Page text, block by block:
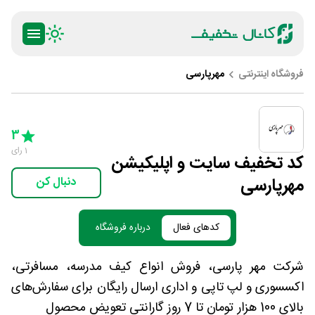
فروشگاه اینترنتی مهرپارسی
کد تخفیف سایت و اپلیکیشن
مهرپارسی
5 Stars
3
1 رای
دنبال کن
کدهای فعال درباره فروشگاه
شرکت مهر پارسی، فروش انواع کیف مدرسه، مسافرتی،
اکسسوری و لپ تاپی و اداری ارسال رایگان برای سفارش‌های
بالای 100 هزار تومان تا 7 روز گارانتی تعویض محصول